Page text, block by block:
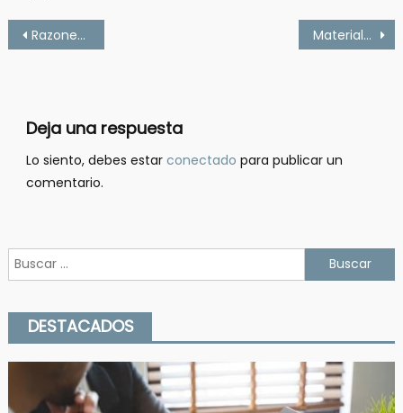
Navegación
Razones para hacer email marketing en tu negocio Materiales básicos a comprar para tu empresa
Deja una respuesta
Lo siento, debes estar conectado para publicar un
comentario.
Buscar:
DESTACADOS